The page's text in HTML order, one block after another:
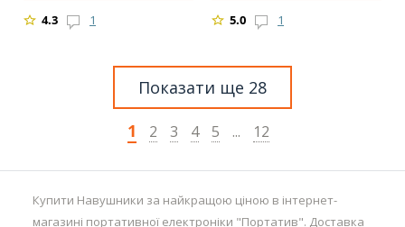
4.3 1 5.0 1
Показати ще 28
1
2 3 4 5 ... 12
Купити Навушники за найкращою ціною в інтернет-
магазині портативної електроніки "Портатив". Доставка